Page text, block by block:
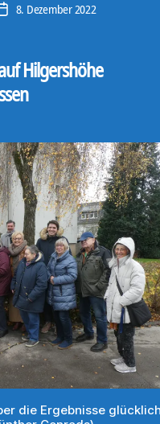
Veröffentlichungsdatum
8. Dezember 2022
Hilgershöhe
die Ergebnisse